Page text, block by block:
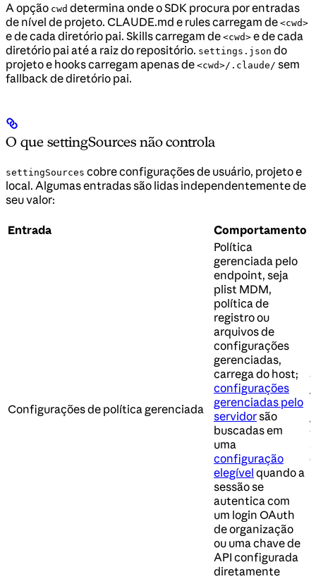
A opção cwd determina onde o SDK procura por entradas
de nível de projeto. CLAUDE.md e rules carregam de <cwd>
e de cada diretório pai. Skills carregam de <cwd> e de cada
diretório pai até a raiz do repositório. settings.json do
projeto e hooks carregam apenas de <cwd>/.claude/ sem
fallback de diretório pai.
O que settingSources não controla
settingSources cobre configurações de usuário, projeto e
local. Algumas entradas são lidas independentemente de
seu valor:
Entrada Comportamento
Configurações de política gerenciada
Política
gerenciada pelo
endpoint, seja
plist MDM,
política de
registro ou
arquivos de
configurações
gerenciadas,
carrega do host;
configurações
gerenciadas pelo
servidorsão
buscadas em
uma
configuração
elegível quando a
sessão se
autentica com
um login OAuth
de organização
ou uma chave de
API configurada
diretamente